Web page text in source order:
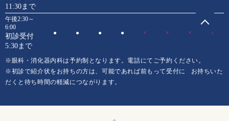
11:30まで
午後2:30～
6:00
初診受付
5:30まで
● ● ● ● × × × ×
※眼科・消化器内科は予約制となります。電話にてご予約ください。
※初診で紹介状をお持ちの方は、可能であれば前もって受付に
お持ちいた
だくと待ち時間の軽減につながります。